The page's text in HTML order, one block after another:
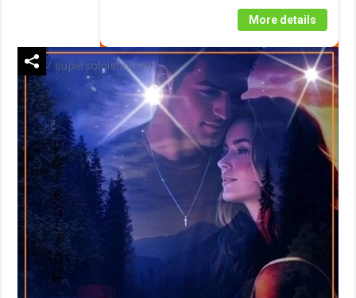
More details